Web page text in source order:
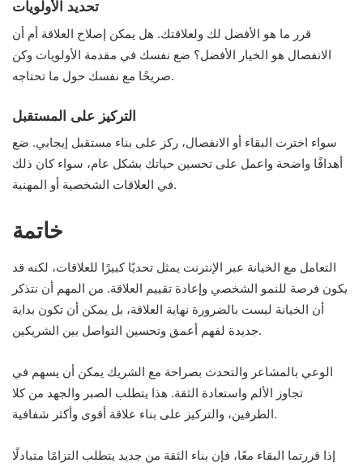
تحديد الأولويات
قرر ما هو الأفضل لك ولعلاقتك. هل يمكن إصلاح العلاقة أم أن
الانفصال هو الخيار الأفضل؟ ضع نفسك في مقدمة الأولويات وكن
صريحًا مع نفسك حول ما تحتاجه.
التركيز على المستقبل
سواء اخترت البقاء أو الانفصال، ركز على بناء مستقبل إيجابي. ضع
أهدافًا واضحة واعمل على تحسين حياتك بشكل عام، سواء كان ذلك
في العلاقات الشخصية أو المهنية.
خاتمة
التعامل مع الخيانة عبر الإنترنت يمثل تحديًا كبيرًا للعلاقات، لكنه قد
يكون فرصة للنمو الشخصي وإعادة تقييم العلاقة. من المهم أن نتذكر
أن الخيانة ليست بالضرورة نهاية العلاقة، بل يمكن أن تكون بداية
جديدة لفهم أعمق وتحسين التواصل بين الشريكين.
الوعي بالمشاعر والتحدث بصراحة مع الشريك يمكن أن يسهم في
تجاوز الألم واستعادة الثقة. هذا يتطلب الصبر والجهد من كلا
الطرفين، والتركيز على بناء علاقة أقوى وأكثر شفافية.
إذا قررتما البقاء معًا، فإن بناء الثقة من جديد يتطلب التزامًا متبادلًا